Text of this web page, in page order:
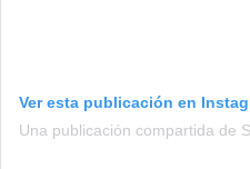
Ver esta publicación en